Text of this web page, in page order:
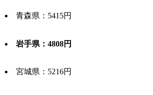
青森県：5415円
岩手県：4808円
宮城県：5216円